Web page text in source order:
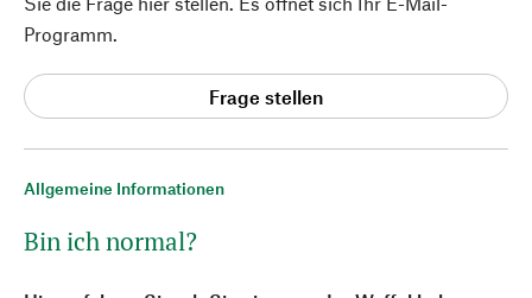
Allgemeine Informationen
Bin ich normal?
Programm.
Frage stellen